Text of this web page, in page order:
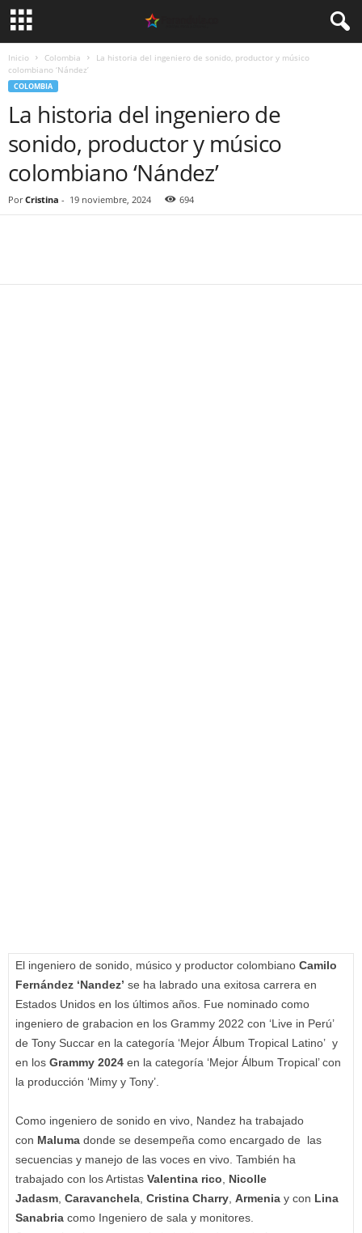
Inicio Colombia
La historia del ingeniero de sonido, productor y músico
colombiano ‘Nández’
COLOMBIA
La historia del ingeniero de
sonido, productor y músico
colombiano ‘Nández’
Por Cristina - 19 noviembre, 2024 694
El ingeniero de sonido, músico y productor colombiano Camilo
Fernández ‘Nandez’ se ha labrado una exitosa carrera en
Estados Unidos en los últimos años. Fue nominado como
ingeniero de grabacion en los Grammy 2022 con ‘Live in Perú’
de Tony Succar en la categoría ‘Mejor Álbum Tropical Latino’ y
en los Grammy 2024 en la categoría ‘Mejor Álbum Tropical’ con
la producción ‘Mimy y Tony’.
Como ingeniero de sonido en vivo, Nandez ha trabajado
con Maluma donde se desempeña como encargado de las
secuencias y manejo de las voces en vivo. También ha
trabajado con los Artistas Valentina rico
Nicolle
Jadasm Caravanchela Cristina Charry Armenia y con Lina
Sanabria como Ingeniero de sala y monitores.